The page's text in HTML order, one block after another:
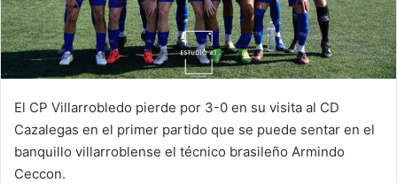
El CP Villarrobledo pierde por 3-0 en su visita al CD
Cazalegas en el primer partido que se puede sentar en el
banquillo villarroblense el técnico brasileño Armindo
Ceccon.